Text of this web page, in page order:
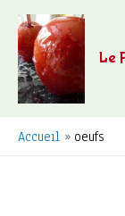
Aller
contenu
Le
Accueil oeufs